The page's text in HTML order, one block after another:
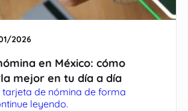
2026
en México: cómo
mejor en tu día a día
de nómina de forma
leyendo.